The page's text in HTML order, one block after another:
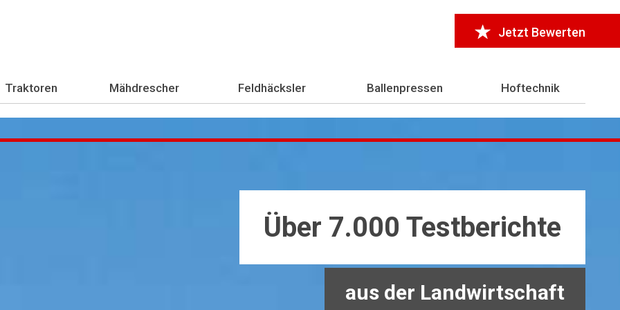
Jetzt Bewerten
Traktoren Mähdrescher Feldhäcksler Ballenpressen Hoftechnik
Über 7.000 Testberichte
aus der Landwirtschaft